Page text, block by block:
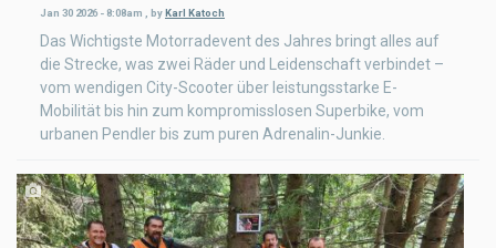
Jan 30 2026 - 8:08am byKarl Katoch
Das Wichtigste Motorradevent des Jahres bringt alles auf
die Strecke, was zwei Räder und Leidenschaft verbindet –
vom wendigen City-Scooter über leistungsstarke E-
Mobilität bis hin zum kompromisslosen Superbike, vom
urbanen Pendler bis zum puren Adrenalin-Junkie.